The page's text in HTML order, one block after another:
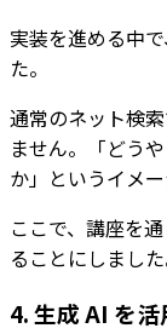
実装を進める中
た。
通常のネット検
ません。「どう
か」というイメ
ここで、講座を
ることにしました
4. 生成 AI を